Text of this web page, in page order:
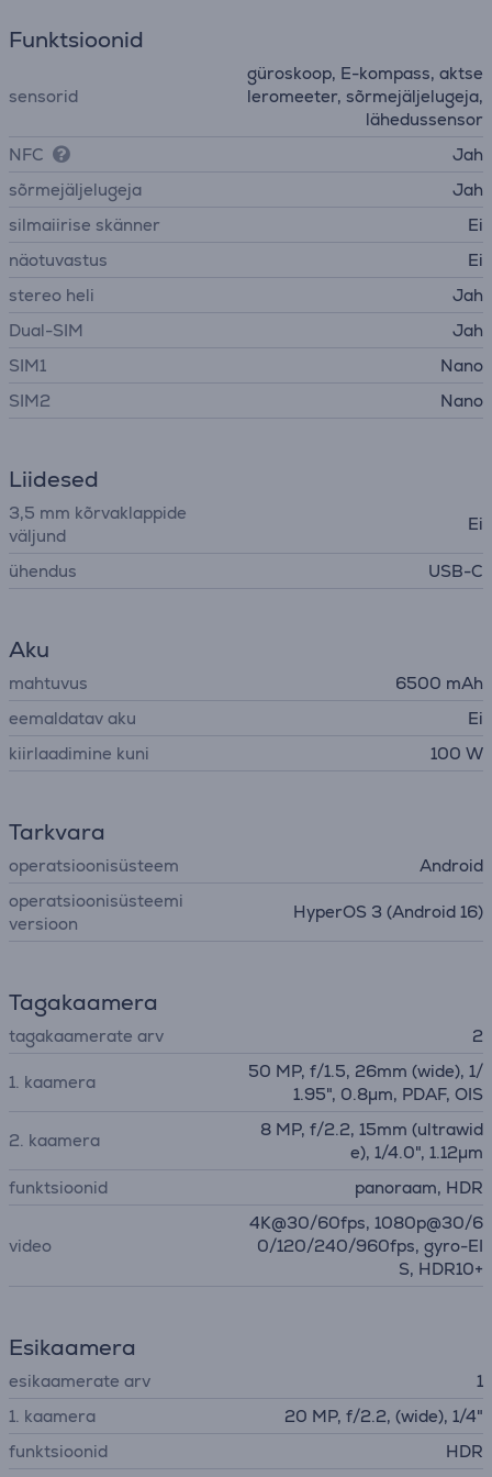
Funktsioonid
sensorid
güroskoop, E-kompass, aktse
leromeeter, sõrmejäljelugeja,
lähedussensor
NFC
Jah
sõrmejäljelugeja
Jah
silmaiirise skänner
Ei
näotuvastus
Ei
stereo heli
Jah
Dual-SIM
Jah
SIM1
Nano
SIM2
Nano
Liidesed
3,5 mm kõrvaklappide
väljund
Ei
ühendus USB-C
Aku
mahtuvus
6500 mAh
eemaldatav aku
Ei
kiirlaadimine kuni
100 W
Tarkvara
operatsioonisüsteem
Android
operatsioonisüsteemi
versioon
HyperOS 3 (Android 16)
Tagakaamera
tagakaamerate arv 2
1. kaamera
50 MP, f/1.5, 26mm (wide), 1/
1.95", 0.8µm, PDAF, OIS
2. kaamera
8 MP, f/2.2, 15mm (ultrawid
e), 1/4.0", 1.12µm
funktsioonid
panoraam, HDR
video
4K@30/60fps, 1080p@30/6
0/120/240/960fps, gyro-EI
S, HDR10+
Esikaamera
esikaamerate arv
1
1. kaamera
20 MP, f/2.2, (wide), 1/4"
funktsioonid
HDR